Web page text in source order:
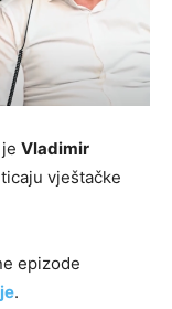
je Vladimir
vještačke
epizode
.